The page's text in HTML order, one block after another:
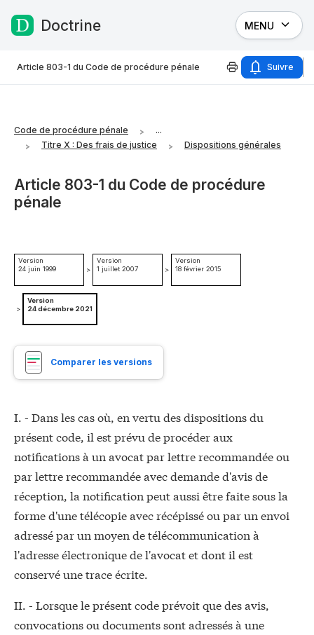
Passer au contenu
Doctrine MENU
Article 803-1 du Code de procédure pénale Suivre
Code de procédure pénale
...
Titre X : Des frais de justice
Dispositions générales
Article 803-1 du Code de procédure
pénale
Version
24 juin 1999
>
Version
1 juillet 2007
>
Version
18 février 2015
>
Version
24 décembre 2021
Comparer les versions
I. - Dans les cas où, en vertu des dispositions du
présent code, il est prévu de procéder aux
notifications à un avocat par lettre recommandée ou
par lettre recommandée avec demande d'avis de
réception, la notification peut aussi être faite sous la
forme d'une télécopie avec récépissé ou par un envoi
adressé par un moyen de télécommunication à
l'adresse électronique de l'avocat et dont il est
conservé une trace écrite.
II. - Lorsque le présent code prévoit que des avis,
convocations ou documents sont adressés à une